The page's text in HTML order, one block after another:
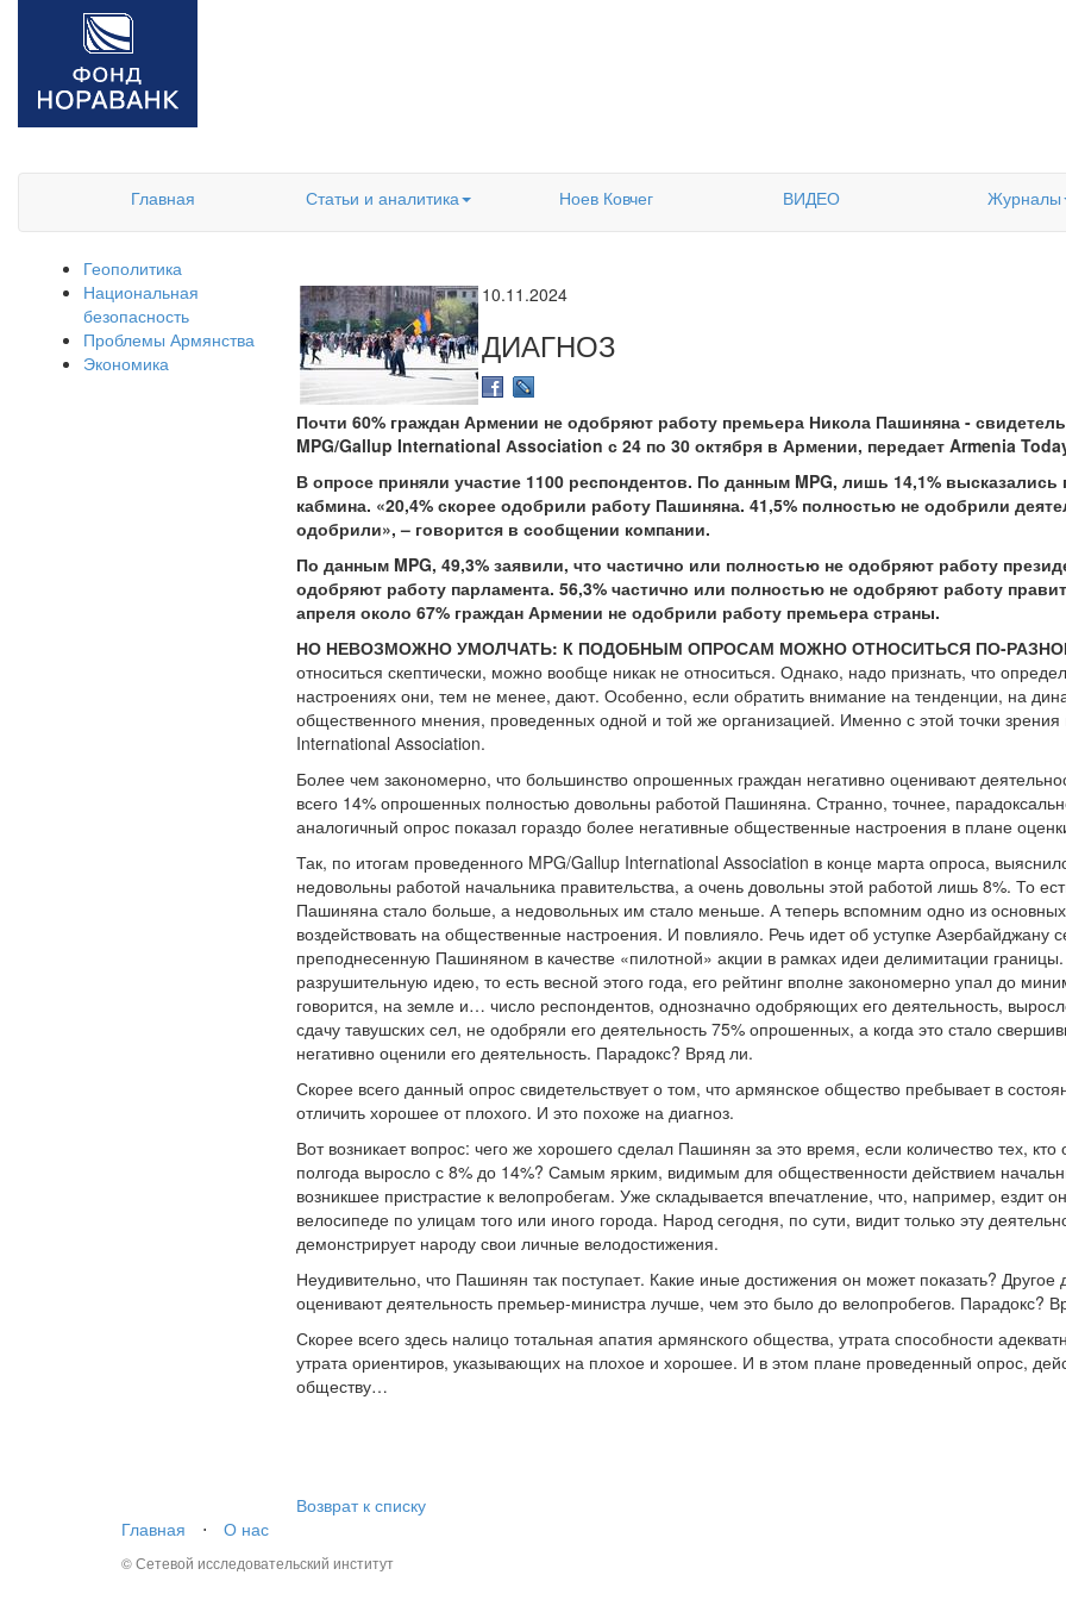
Главная Статьи и аналитика Ноев Ковчег ВИДЕО Журналы
Геополитика
Национальная
безопасность
Проблемы Армянства
Экономика
10.11.2024
ДИАГНОЗ
Почти 60% граждан Армении не одобряют работу премьера Никола Пашиняна -
MPG/Gallup International Аssociation с 24 по 30 октября в Армении, передает Armenia
В опросе приняли участие 1100 респондентов. По данным MPG, лишь 14,1%
кабмина. «20,4% скорее одобрили работу Пашиняна. 41,5% полностью не одобрили
одобрили», – говорится в сообщении компании.
По данным MPG, 49,3% заявили, что частично или полностью не одобряют работу
одобряют работу парламента. 56,3% частично или полностью не одобряют работу
апреля около 67% граждан Армении не одобрили работу премьера страны.
НО НЕВОЗМОЖНО УМОЛЧАТЬ: К ПОДОБНЫМ ОПРОСАМ МОЖНО ОТНОСИТЬСЯ ПО-
относиться скептически, можно вообще никак не относиться. Однако, надо признать, что
настроениях они, тем не менее, дают. Особенно, если обратить внимание на тенденции, на
общественного мнения, проведенных одной и той же организацией. Именно с этой точки
International Аssociation.
Более чем закономерно, что большинство опрошенных граждан негативно оценивают
всего 14% опрошенных полностью довольны работой Пашиняна. Странно, точнее,
аналогичный опрос показал гораздо более негативные общественные настроения в плане
Так, по итогам проведенного MPG/Gallup International Аssociation в конце марта опроса,
недовольны работой начальника правительства, а очень довольны этой работой лишь 8%. То
Пашиняна стало больше, а недовольных им стало меньше. А теперь вспомним одно из
воздействовать на общественные настроения. И повлияло. Речь идет об уступке Азербайджану
преподнесенную Пашиняном в качестве «пилотной» акции в рамках идеи делимитации
разрушительную идею, то есть весной этого года, его рейтинг вполне закономерно упал до
говорится, на земле и… число респондентов, однозначно одобряющих его деятельность,
сдачу тавушских сел, не одобряли его деятельность 75% опрошенных, а когда это стало
негативно оценили его деятельность. Парадокс? Вряд ли.
Скорее всего данный опрос свидетельствует о том, что армянское общество пребывает в
отличить хорошее от плохого. И это похоже на диагноз.
Вот возникает вопрос: чего же хорошего сделал Пашинян за это время, если количество тех,
полгода выросло с 8% до 14%? Самым ярким, видимым для общественности действием
возникшее пристрастие к велопробегам. Уже складывается впечатление, что, например, ездит
велосипеде по улицам того или иного города. Народ сегодня, по сути, видит только эту
демонстрирует народу свои личные велодостижения.
Неудивительно, что Пашинян так поступает. Какие иные достижения он может показать?
оценивают деятельность премьер-министра лучше, чем это было до велопробегов. Парадокс?
Скорее всего здесь налицо тотальная апатия армянского общества, утрата способности
утрата ориентиров, указывающих на плохое и хорошее. И в этом плане проведенный опрос,
обществу…
Возврат к списку
Главная
⋅ О нас
© Сетевой исследовательский институт